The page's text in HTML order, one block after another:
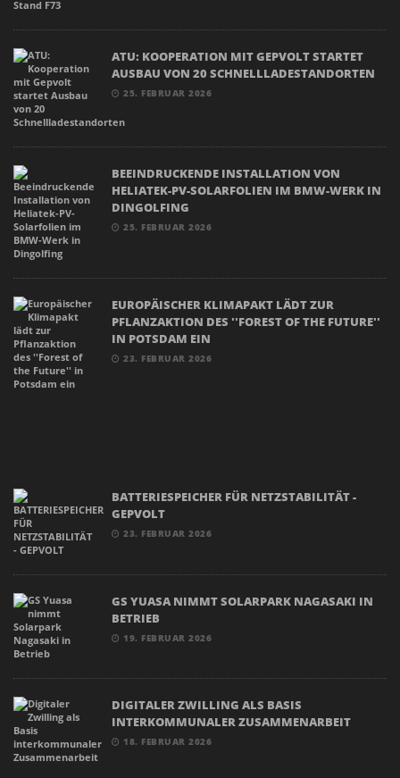
ATU: KOOPERATION MIT GEPVOLT STARTET
AUSBAU VON 20 SCHNELLLADESTANDORTEN
25. FEBRUAR 2026
BEEINDRUCKENDE INSTALLATION VON
HELIATEK-PV-SOLARFOLIEN IM BMW-WERK IN
DINGOLFING
25. FEBRUAR 2026
EUROPÄISCHER KLIMAPAKT LÄDT ZUR
PFLANZAKTION DES ''FOREST OF THE FUTURE''
IN POTSDAM EIN
23. FEBRUAR 2026
BATTERIESPEICHER FÜR NETZSTABILITÄT -
GEPVOLT
23. FEBRUAR 2026
GS YUASA NIMMT SOLARPARK NAGASAKI IN
BETRIEB
19. FEBRUAR 2026
DIGITALER ZWILLING ALS BASIS
INTERKOMMUNALER ZUSAMMENARBEIT
18. FEBRUAR 2026